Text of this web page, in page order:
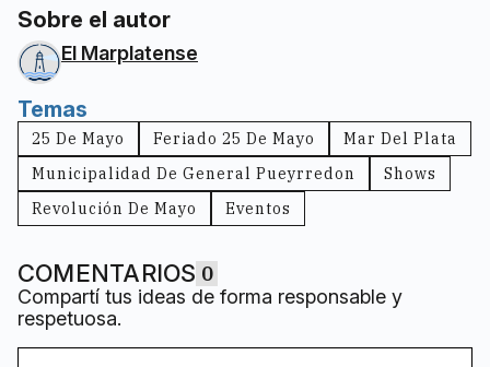
Sobre el autor
El Marplatense
Temas
25 De Mayo Feriado 25 De Mayo
Mar Del Plata
Municipalidad De General Pueyrredon
Shows
Revolución De Mayo
Eventos
COMENTARIOS 0
Compartí tus ideas de forma responsable y
respetuosa.